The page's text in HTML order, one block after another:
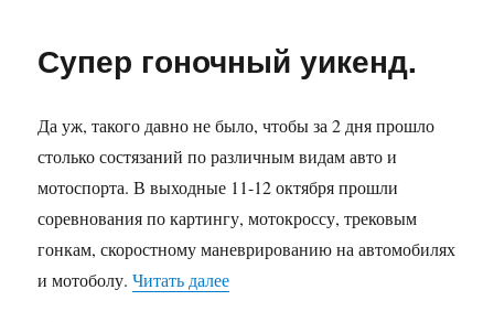
и
и
в
и
в
холод
Супер гоночный уикенд.
Да уж, такого давно не было, чтобы за 2 дня прошло
столько состязаний по различным видам авто и
мотоспорта. В выходные 11-12 октября прошли
соревнования по картингу, мотокроссу, трековым
гонкам, скоростному маневрированию на автомобилях
и мотоболу.Читать далее«Супер гоночный уикенд.»